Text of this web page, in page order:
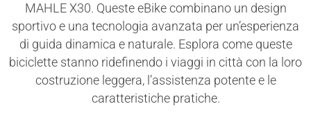
MAHLE X30. Queste eBike combinano un design
sportivo e una tecnologia avanzata per un’esperienza
di guida dinamica e naturale. Esplora come queste
biciclette stanno ridefinendo i viaggi in città con la loro
costruzione leggera, l’assistenza potente e le
caratteristiche pratiche.